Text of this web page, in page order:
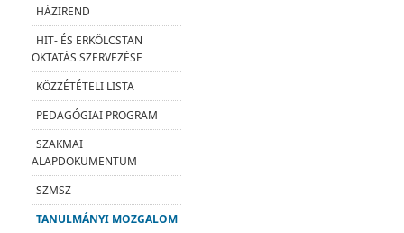
HÁZIREND
HIT- ÉS ERKÖLCSTAN
OKTATÁS SZERVEZÉSE
KÖZZÉTÉTELI LISTA
PEDAGÓGIAI PROGRAM
SZAKMAI
ALAPDOKUMENTUM
SZMSZ
TANULMÁNYI MOZGALOM